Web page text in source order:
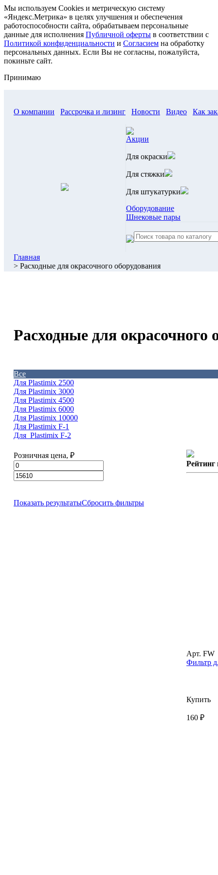
Мы используем Cookies и метрическую систему
«Яндекс.Метрика» в целях улучшения и обеспечения
работоспособности сайта, обрабатываем персональные
данные для исполнения Публичной оферты в соответствии с
Политикой конфиденциальности и Согласием на обработку
персональных данных. Если Вы не согласны, пожалуйста,
покиньте сайт.
Принимаю
О компании Рассрочка и лизинг Новости Видео Как
Акции
Для окраски
Для стяжки
Для штукатурки
Оборудование
Шнековые пары
Главная
> Расходные для окрасочного оборудования
Расходные для окрасочного
Все
Для Plastimix 2500
Для Plastimix 3000
Для Plastimix 4500
Для Plastimix 6000
Для Plastimix 10000
Для Plastimix F-1
Для Plastimix F-2
Розничная цена, ₽
Показать результатыСбросить фильтры
Рейтинг
Арт. FW
Фильтр
Купить
160 ₽